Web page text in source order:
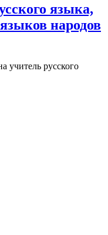
языка,
народов
учитель русского